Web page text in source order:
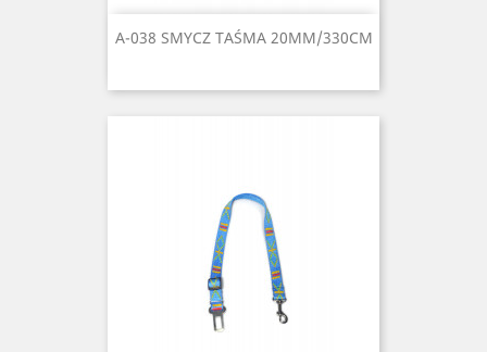
A-038 SMYCZ TAŚMA 20MM/330CM